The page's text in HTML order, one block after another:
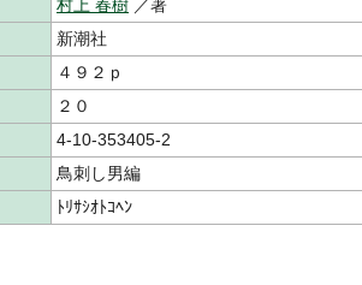
村上 春樹 ／著
新潮社
４９２ｐ
２０
4-10-353405-2
鳥刺し男編
ﾄﾘｻｼｵﾄｺﾍﾝ